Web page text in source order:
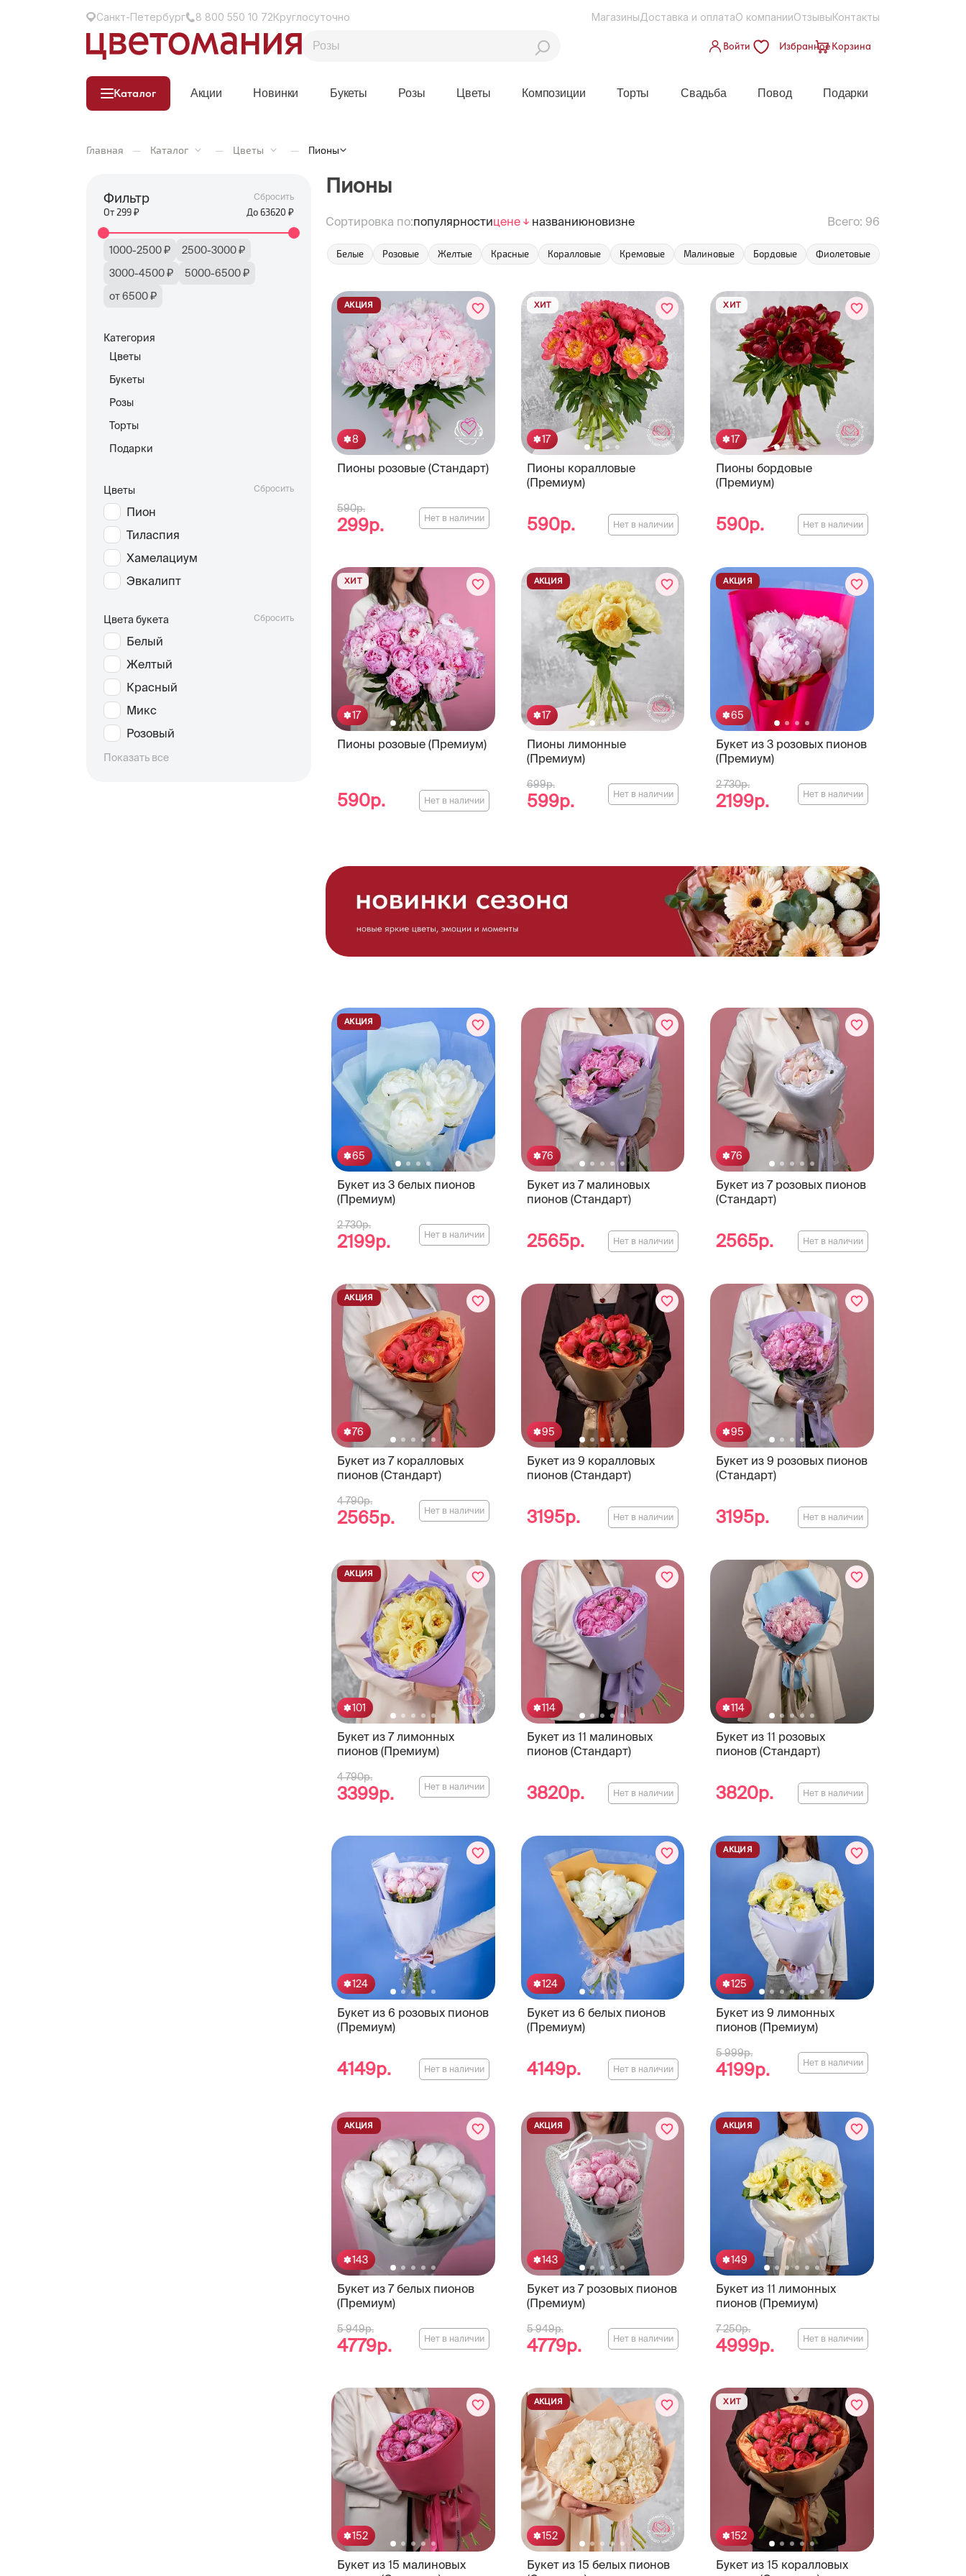
Санкт-Петербург 8 800 550 10 72Круглосуточно МагазиныДоставка и оплатаО компанииОтзывыКонтакты
Войти ИзбранноеКорзина
Каталог Акции Новинки Букеты Розы Цветы Композиции Торты Свадьба Повод Подарки
Главная — Каталог — Цветы — Пионы
Фильтр Сбросить
От299₽ До63620 ₽
1000-2500 ₽
2500-3000 ₽
3000-4500 ₽
5000-6500 ₽
от 6500 ₽
Категория
Цветы
Букеты
Розы
Торты
Подарки
Цветы Сбросить
Пион
Тиласпия
Хамелациум
Эвкалипт
Цвета букета Сбросить
Белый
Желтый
Красный
Микс
Розовый
Показать все
Пионы
Сортировка по:популярностицене названиюновизне Всего: 96
Белые Розовые Желтые Красные Коралловые Кремовые Малиновые Бордовые Фиолетовые
8
Пионы розовые (Стандарт)
АКЦИЯ
590р.
299р. Нет в наличии
17
Пионы коралловые
(Премиум)
ХИТ
590р. Нет в наличии
17
Пионы бордовые
(Премиум)
ХИТ
590р. Нет в наличии
17
Пионы розовые (Премиум)
ХИТ
590р. Нет в наличии
17
Пионы лимонные
(Премиум)
АКЦИЯ
699р.
599р. Нет в наличии
65
Букет из 3 розовых пионов
(Премиум)
АКЦИЯ
2 730р.
2199р. Нет в наличии
65
Букет из 3 белых пионов
(Премиум)
АКЦИЯ
2 730р.
2199р. Нет в наличии
76
Букет из 7 малиновых
пионов (Стандарт)
2565р. Нет в наличии
76
Букет из 7 розовых пионов
(Стандарт)
2565р. Нет в наличии
76
Букет из 7 коралловых
пионов (Стандарт)
АКЦИЯ
4 790р.
2565р. Нет в наличии
95
Букет из 9 коралловых
пионов (Стандарт)
3195р. Нет в наличии
95
Букет из 9 розовых пионов
(Стандарт)
3195р. Нет в наличии
101
Букет из 7 лимонных
пионов (Премиум)
АКЦИЯ
4 790р.
3399р. Нет в наличии
114
Букет из 11 малиновых
пионов (Стандарт)
3820р. Нет в наличии
114
Букет из 11 розовых
пионов (Стандарт)
3820р. Нет в наличии
124
Букет из 6 розовых пионов
(Премиум)
4149р. Нет в наличии
124
Букет из 6 белых пионов
(Премиум)
4149р. Нет в наличии
125
Букет из 9 лимонных
пионов (Премиум)
АКЦИЯ
5 999р.
4199р. Нет в наличии
143
Букет из 7 белых пионов
(Премиум)
АКЦИЯ
5 949р.
4779р. Нет в наличии
143
Букет из 7 розовых пионов
(Премиум)
АКЦИЯ
5 949р.
4779р. Нет в наличии
149
Букет из 11 лимонных
пионов (Премиум)
АКЦИЯ
7 250р.
4999р. Нет в наличии
152
Букет из 15 малиновых
152
Букет из 15 белых пионов
АКЦИЯ
152
Букет из 15 коралловых
ХИТ